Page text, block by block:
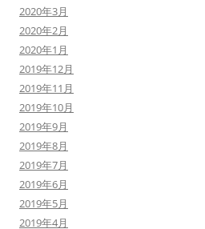
2020年3月
2020年2月
2020年1月
2019年12月
2019年11月
2019年10月
2019年9月
2019年8月
2019年7月
2019年6月
2019年5月
2019年4月